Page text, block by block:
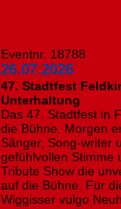
Eventnr. 18788
26.07.2026
47. Stadtfest
Unterhaltung
Das 47. Stadtfest in
die Bühne. Morgen
Sänger, Song-writer
gefühlvollen Stimme
Tribute Show die
auf die Bühne. Für
Wiggisser vulgo